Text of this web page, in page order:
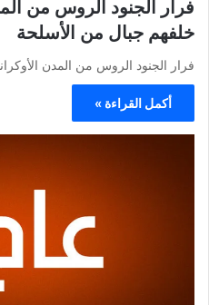
فرار الجنود الروس من
خلفهم جبال من الأسلحة
فرار الجنود الروس من المدن
أكمل القراءة »